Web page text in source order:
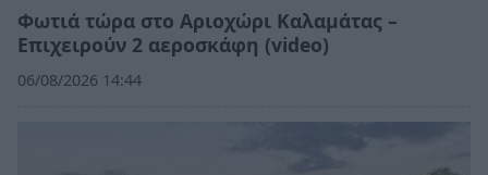
Φωτιά τώρα στο Αριοχώρι Καλαμάτας –
Επιχειρούν 2 αεροσκάφη (video)
06/08/2026 14:44